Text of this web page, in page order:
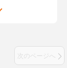
次のページへ